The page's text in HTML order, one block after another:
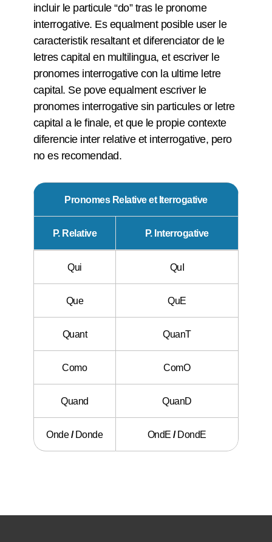
incluir le particule “do” tras le pronome
interrogative. Es equalment posible user le
caracteristik resaltant et diferenciator de le
letres capital en multilingua, et escriver le
pronomes interrogative con la ultime letre
capital. Se pove equalment escriver le
pronomes interrogative sin particules or letre
capital a le finale, et que le propie contexte
diferencie inter relative et interrogative, pero
no es recomendad.
Pronomes Relative et Iterrogative
P. Relative P. Interrogative
Qui QuI
Que QuE
Quant QuanT
Como ComO
Quand QuanD
Onde/Donde OndE/DondE